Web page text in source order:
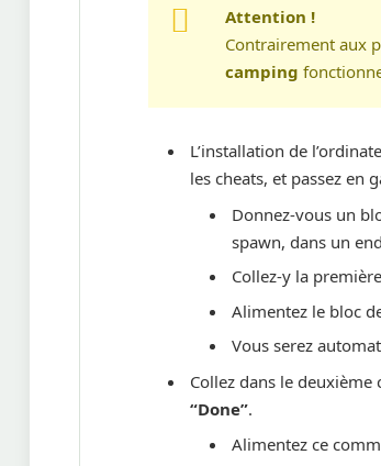
Attention !
Contrairement aux
camping
L’installation de
les cheats, et passez en
Donnez-vous un
spawn, dans un
Collez-y la
Alimentez le bloc
Vous serez
Collez dans le
“Done”.
Alimentez ce